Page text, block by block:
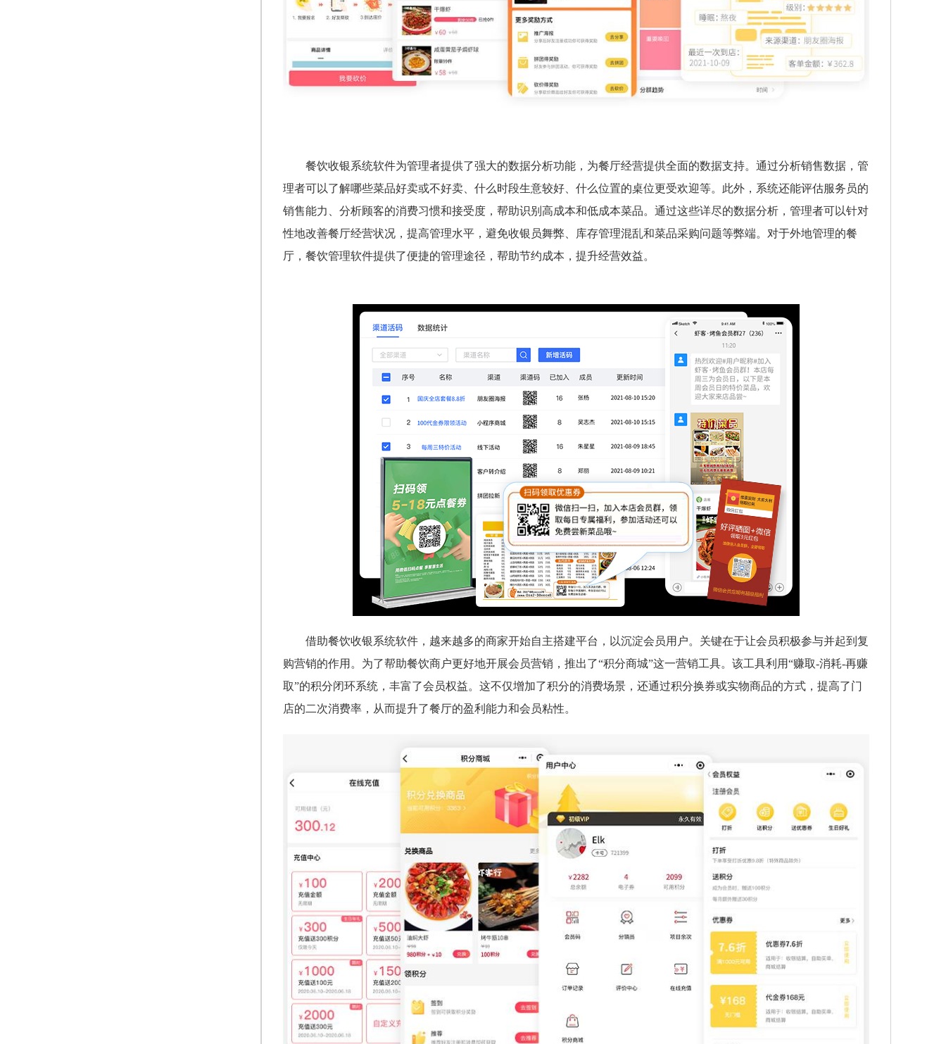
餐饮收银系统软件为管理者提供了强大的数据分析功能，为餐厅经营提供全面的数据支持。通过分析销售数据，管
理者可以了解哪些菜品好卖或不好卖、什么时段生意较好、什么位置的桌位更受欢迎等。此外，系统还能评估服务员的
销售能力、分析顾客的消费习惯和接受度，帮助识别高成本和低成本菜品。通过这些详尽的数据分析，管理者可以针对
性地改善餐厅经营状况，提高管理水平，避免收银员舞弊、库存管理混乱和菜品采购问题等弊端。对于外地管理的餐
厅，餐饮管理软件提供了便捷的管理途径，帮助节约成本，提升经营效益。
借助餐饮收银系统软件，越来越多的商家开始自主搭建平台，以沉淀会员用户。关键在于让会员积极参与并起到复
购营销的作用。为了帮助餐饮商户更好地开展会员营销，推出了“积分商城”这一营销工具。该工具利用“赚取-消耗-再赚
取”的积分闭环系统，丰富了会员权益。这不仅增加了积分的消费场景，还通过积分换券或实物商品的方式，提高了门
店的二次消费率，从而提升了餐厅的盈利能力和会员粘性。